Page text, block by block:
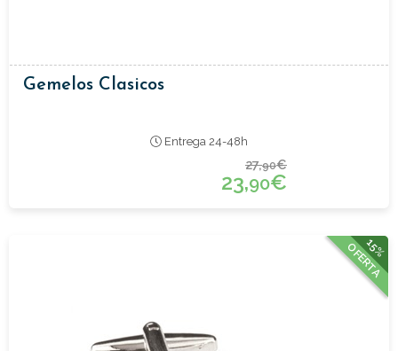
Gemelos Clasicos
Entrega 24-48h
27,90€
23,90€
15%
OFERTA